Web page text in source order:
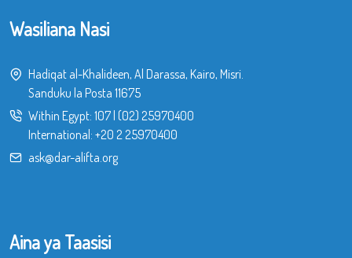
Wasiliana Nasi
Hadiqat al-Khalideen, Al Darassa, Kairo, Misri.
Sanduku la Posta 11675
Within Egypt: 107| (02) 25970400
International: +20 2 25970400
ask@dar-alifta.org
Aina ya Taasisi